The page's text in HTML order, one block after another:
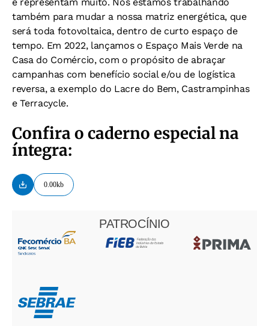
também para mudar a nossa matriz energética, que
será toda fotovoltaica, dentro de curto espaço de
tempo. Em 2022, lançamos o Espaço Mais Verde na
Casa do Comércio, com o propósito de abraçar
campanhas com benefício social e/ou de logística
reversa, a exemplo do Lacre do Bem, Castrampinhas
e Terracycle.
Confira o caderno especial na
íntegra:
0.00kb
PATROCÍNIO